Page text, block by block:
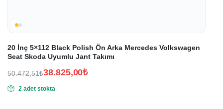
20 İnç 5×112 Black Polish Ön Arka Mercedes Volkswagen
Seat Skoda Uyumlu Jant Takımı
50.472,51₺
fiyat:
38.825,00₺
andaki
2 adet stokta